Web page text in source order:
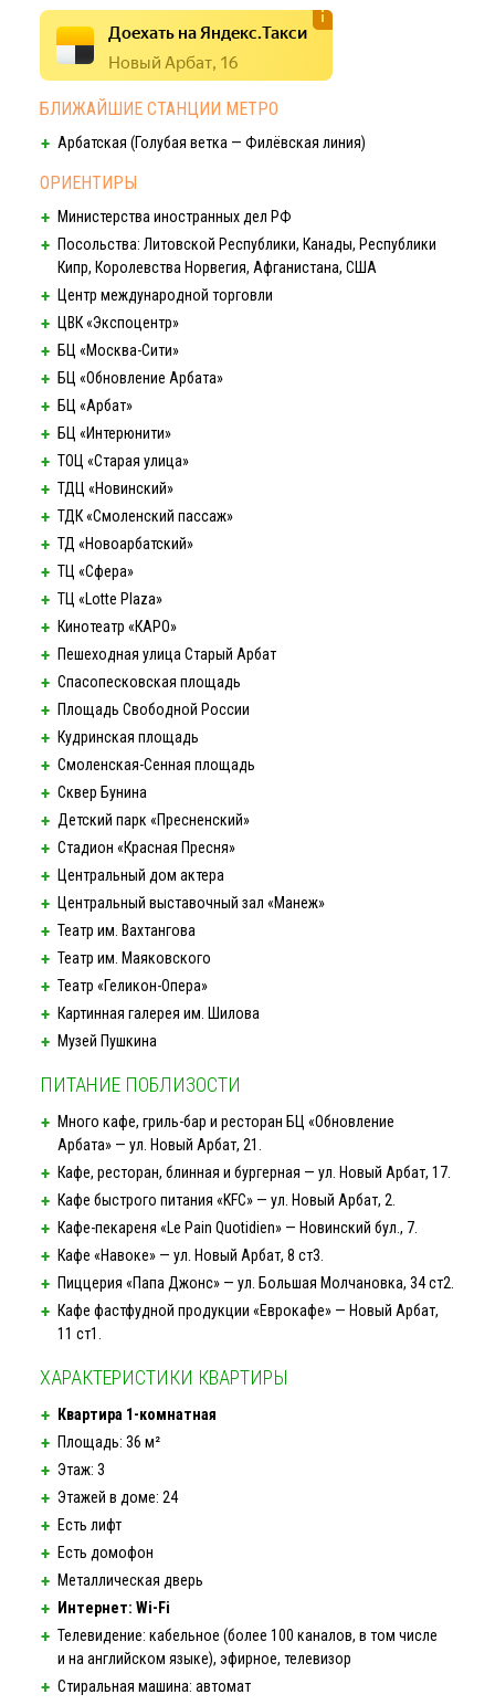
Доехать на Яндекс.Такси
Новый Арбат, 16
БЛИЖАЙШИЕ СТАНЦИИ МЕТРО
Арбатская (Голубая ветка — Филёвская линия)
ОРИЕНТИРЫ
Министерства иностранных дел РФ
Посольства: Литовской Республики, Канады, Республики
Кипр, Королевства Норвегия, Афганистана, США
Центр международной торговли
ЦВК «Экспоцентр»
БЦ «Москва-Сити»
БЦ «Обновление Арбата»
БЦ «Арбат»
БЦ «Интерюнити»
ТОЦ «Старая улица»
ТДЦ «Новинский»
ТДК «Смоленский пассаж»
ТД «Новоарбатский»
ТЦ «Сфера»
ТЦ «Lotte Plaza»
Кинотеатр «КАРО»
Пешеходная улица Старый Арбат
Спасопесковская площадь
Площадь Свободной России
Кудринская площадь
Смоленская-Сенная площадь
Сквер Бунина
Детский парк «Пресненский»
Стадион «Красная Пресня»
Центральный дом актера
Центральный выставочный зал «Манеж»
Театр им. Вахтангова
Театр им. Маяковского
Театр «Геликон-Опера»
Картинная галерея им. Шилова
Музей Пушкина
ПИТАНИЕ ПОБЛИЗОСТИ
Много кафе, гриль-бар и ресторан БЦ «Обновление
Арбата» — ул. Новый Арбат, 21.
Кафе, ресторан, блинная и бургерная — ул. Новый Арбат, 17.
Кафе быстрого питания «KFC» — ул. Новый Арбат, 2.
Кафе-пекареня «Le Pain Quotidien» — Новинский бул., 7.
Кафе «Навоке» — ул. Новый Арбат, 8 ст3.
Пиццерия «Папа Джонс» — ул. Большая Молчановка, 34 ст2.
Кафе фастфудной продукции «Еврокафе» — Новый Арбат,
11 ст1.
ХАРАКТЕРИСТИКИ КВАРТИРЫ
Квартира 1-комнатная
Площадь: 36 м²
Этаж: 3
Этажей в доме: 24
Есть лифт
Есть домофон
Металлическая дверь
Интернет: Wi-Fi
Телевидение: кабельное (более 100 каналов, в том числе
и на английском языке), эфирное, телевизор
Стиральная машина: автомат